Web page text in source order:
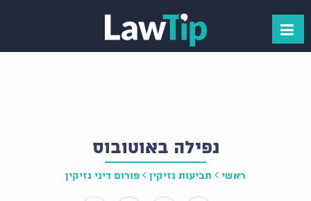
נפילה באוטובוס
ראשי תביעות נזיקין פורום דיני נזיקין